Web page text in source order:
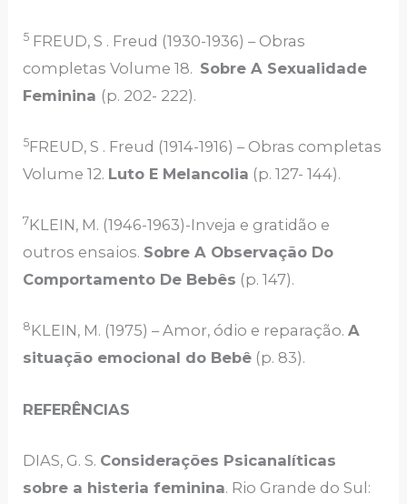
5 FREUD, S . Freud (1930-1936) – Obras
completas Volume 18. Sobre A Sexualidade
Feminina (p. 202- 222).
5FREUD, S . Freud (1914-1916) – Obras completas
Volume 12. Luto E Melancolia (p. 127- 144).
7KLEIN, M. (1946-1963)-Inveja e gratidão e
outros ensaios. Sobre A Observação Do
Comportamento De Bebês (p. 147).
8KLEIN, M. (1975) – Amor, ódio e reparação.A
situação emocional do Bebê (p. 83).
REFERÊNCIAS
DIAS, G. S. Considerações Psicanalíticas
sobre a histeria feminina. Rio Grande do Sul: